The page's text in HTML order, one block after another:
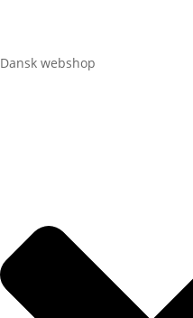
Dansk webshop